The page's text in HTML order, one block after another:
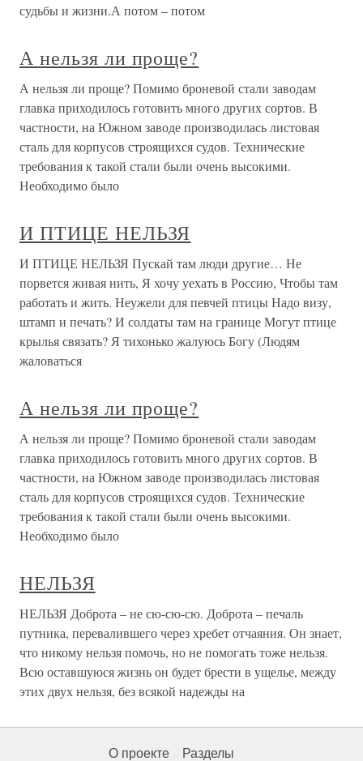
судьбы и жизни.А потом – потом
А нельзя ли проще?
А нельзя ли проще? Помимо броневой стали заводам
главка приходилось готовить много других сортов. В
частности, на Южном заводе производилась листовая
сталь для корпусов строящихся судов. Технические
требования к такой стали были очень высокими.
Необходимо было
И ПТИЦЕ НЕЛЬЗЯ
И ПТИЦЕ НЕЛЬЗЯ Пускай там люди другие… Не
порвется живая нить, Я хочу уехать в Россию, Чтобы там
работать и жить. Неужели для певчей птицы Надо визу,
штамп и печать? И солдаты там на границе Могут птице
крылья связать? Я тихонько жалуюсь Богу (Людям
жаловаться
А нельзя ли проще?
А нельзя ли проще? Помимо броневой стали заводам
главка приходилось готовить много других сортов. В
частности, на Южном заводе производилась листовая
сталь для корпусов строящихся судов. Технические
требования к такой стали были очень высокими.
Необходимо было
НЕЛЬЗЯ
НЕЛЬЗЯ Доброта – не сю-сю-сю. Доброта – печаль
путника, перевалившего через хребет отчаяния. Он знает,
что никому нельзя помочь, но не помогать тоже нельзя.
Всю оставшуюся жизнь он будет брести в ущелье, между
этих двух нельзя, без всякой надежды на
О проекте Разделы